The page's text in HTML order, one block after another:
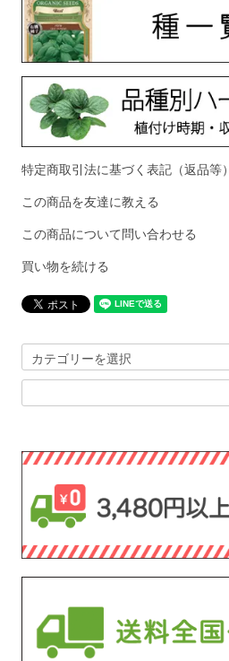
特定商取引法に基づく表記（返品等）
この商品を友達に教える
この商品について問い合わせる
買い物を続ける